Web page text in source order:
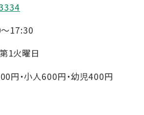
～17:30
1火曜日
円・小人600円・幼児400円